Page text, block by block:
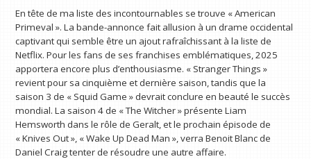
En tête de ma liste des incontournables se trouve « American
Primeval ». La bande-annonce fait allusion à un drame occidental
captivant qui semble être un ajout rafraîchissant à la liste de
Netflix. Pour les fans de ses franchises emblématiques, 2025
apportera encore plus d’enthousiasme. « Stranger Things »
revient pour sa cinquième et dernière saison, tandis que la
saison 3 de « Squid Game » devrait conclure en beauté le succès
mondial. La saison 4 de « The Witcher » présente Liam
Hemsworth dans le rôle de Geralt, et le prochain épisode de
« Knives Out », « Wake Up Dead Man », verra Benoit Blanc de
Daniel Craig tenter de résoudre une autre affaire.